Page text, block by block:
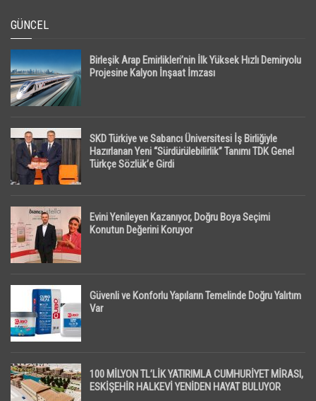
GÜNCEL
Birleşik Arap Emirlikleri’nin İlk Yüksek Hızlı Demiryolu
Projesine Kalyon İnşaat İmzası
SKD Türkiye ve Sabancı Üniversitesi İş Birliğiyle
Hazırlanan Yeni “Sürdürülebilirlik” Tanımı TDK Genel
Türkçe Sözlük’e Girdi
Evini Yenileyen Kazanıyor, Doğru Boya Seçimi
Konutun Değerini Koruyor
Güvenli ve Konforlu Yapıların Temelinde Doğru Yalıtım
Var
100 MİLYON TL’LİK YATIRIMLA CUMHURİYET MİRASI,
ESKİŞEHİR HALKEVİ YENİDEN HAYAT BULUYOR